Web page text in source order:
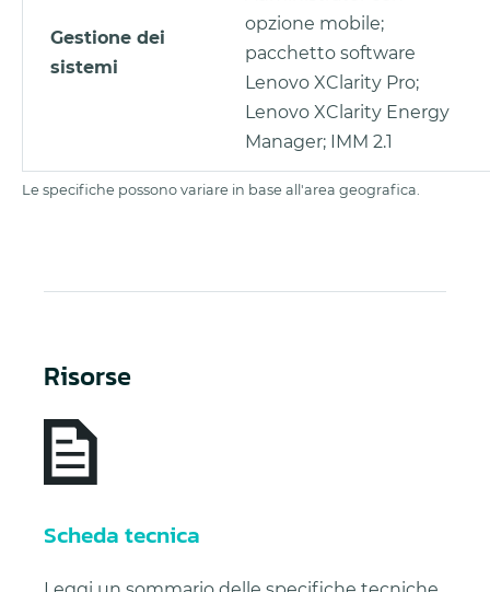
Gestione dei
sistemi
opzione mobile;
pacchetto software
Lenovo XClarity Pro;
Lenovo XClarity Energy
Manager; IMM 2.1
Le specifiche possono variare in base all'area geografica.
Risorse
Scheda tecnica